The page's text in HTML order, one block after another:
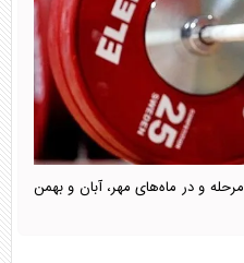
مسابقات لیگ در رده بزرگسالان در ۳ مرحله و در ماه‌های مهر، آبان و بهمن